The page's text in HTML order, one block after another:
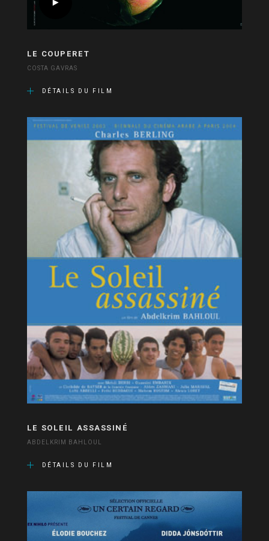
LE COUPERET
COSTA GAVRAS
DÉTAILS DU FILM
LE SOLEIL ASSASSINÉ
ABDELKRIM BAHLOUL
DÉTAILS DU FILM